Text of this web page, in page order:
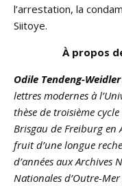
l’arrestation, la
Siitoye.
À propos
Odile Tendeng-Weidler
lettres modernes à
thèse de troisième
Brisgau de Freiburg en
fruit d’une longue
d’années aux Archives
Nationales d’Outre-